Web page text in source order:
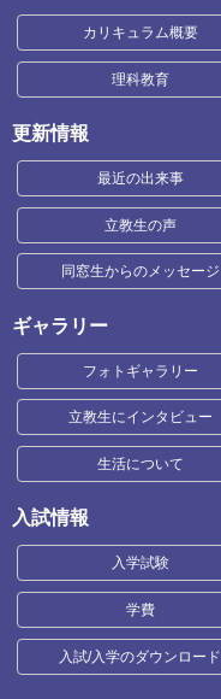
カリキュラム概要
理科教育
更新情報
最近の出来事
立教生の声
同窓生からのメッセージ
ギャラリー
フォトギャラリー
立教生にインタビュー
生活について
入試情報
入学試験
学費
入試/入学のダウンロード